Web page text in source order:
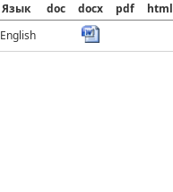
Язык doc docx pdf html
English